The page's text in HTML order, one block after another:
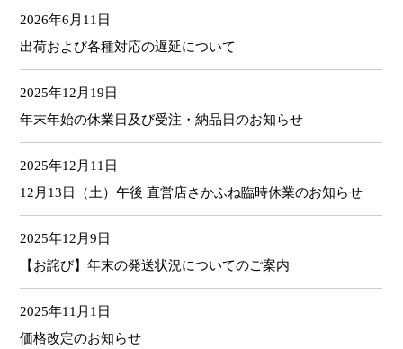
2026年6月11日
出荷および各種対応の遅延について
2025年12月19日
年末年始の休業日及び受注・納品日のお知らせ
2025年12月11日
12月13日（土）午後 直営店さかふね臨時休業のお知らせ
2025年12月9日
【お詫び】年末の発送状況についてのご案内
2025年11月1日
価格改定のお知らせ